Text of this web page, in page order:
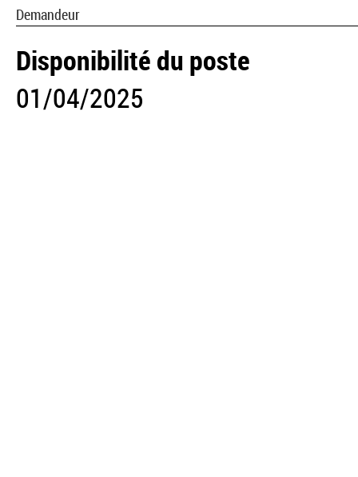
Demandeur
Disponibilité du poste
01/04/2025